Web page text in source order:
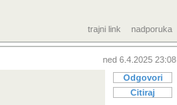
trajni link nadporuka
ned 6.4.2025 23:08
Odgovori
Citiraj